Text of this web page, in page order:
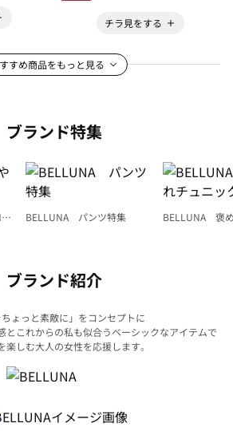
チラ見をする
すめ商品をもっと見る
ブランド特集
BELLUNA パンツ特集
BELLUNA 褒
ブランド紹介
ちょっと素敵に」をコンセプトに
とこれからの私も似合うベーシックなアイテムで
楽しむ大人の女性を応援します。